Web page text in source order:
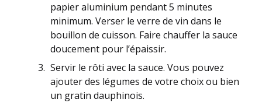
papier aluminium pendant 5 minutes
minimum. Verser le verre de vin dans le
bouillon de cuisson. Faire chauffer la sauce
doucement pour l’épaissir.
Servir le rôti avec la sauce. Vous pouvez
ajouter des légumes de votre choix ou bien
un gratin dauphinois.